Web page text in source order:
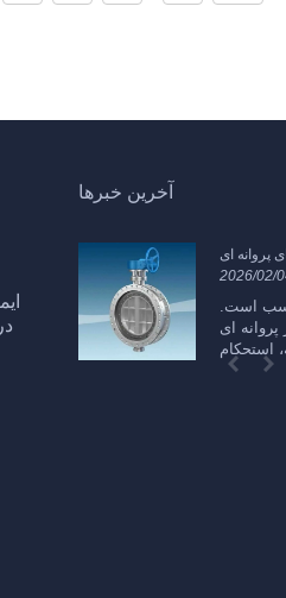
آخرین خبرها
مقاوم
پروانه ای
2026/02/
است.
ای